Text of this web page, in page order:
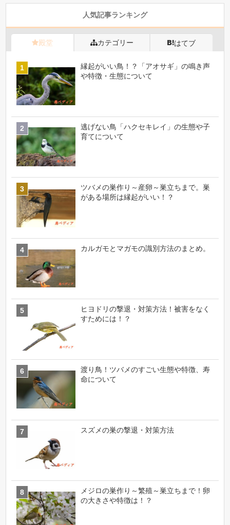
人気記事ランキング
殿堂 カテゴリー はてブ
縁起がいい鳥！？「アオサギ」の鳴き声
や特徴・生態について
逃げない鳥「ハクセキレイ」の生態や子
育てについて
ツバメの巣作り～産卵～巣立ちまで。巣
がある場所は縁起がいい！？
カルガモとマガモの識別方法のまとめ。
ヒヨドリの撃退・対策方法！被害をなく
すためには！？
渡り鳥！ツバメのすごい生態や特徴、寿
命について
スズメの巣の撃退・対策方法
メジロの巣作り～繁殖～巣立ちまで！卵
の大きさや特徴は！？